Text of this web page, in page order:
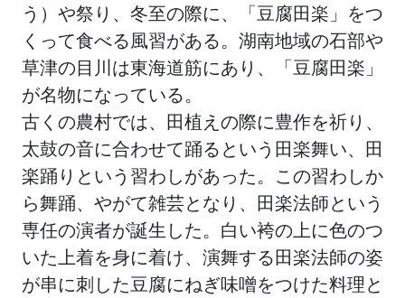
う）や祭り、冬至の際に、「豆腐田楽」をつ
くって食べる風習がある。湖南地域の石部や
草津の目川は東海道筋にあり、「豆腐田楽」
が名物になっている。
古くの農村では、田植えの際に豊作を祈り、
太鼓の音に合わせて踊るという田楽舞い、田
楽踊りという習わしがあった。この習わしか
ら舞踊、やがて雑芸となり、田楽法師という
専任の演者が誕生した。白い袴の上に色のつ
いた上着を身に着け、演舞する田楽法師の姿
が串に刺した豆腐にねぎ味噌をつけた料理と